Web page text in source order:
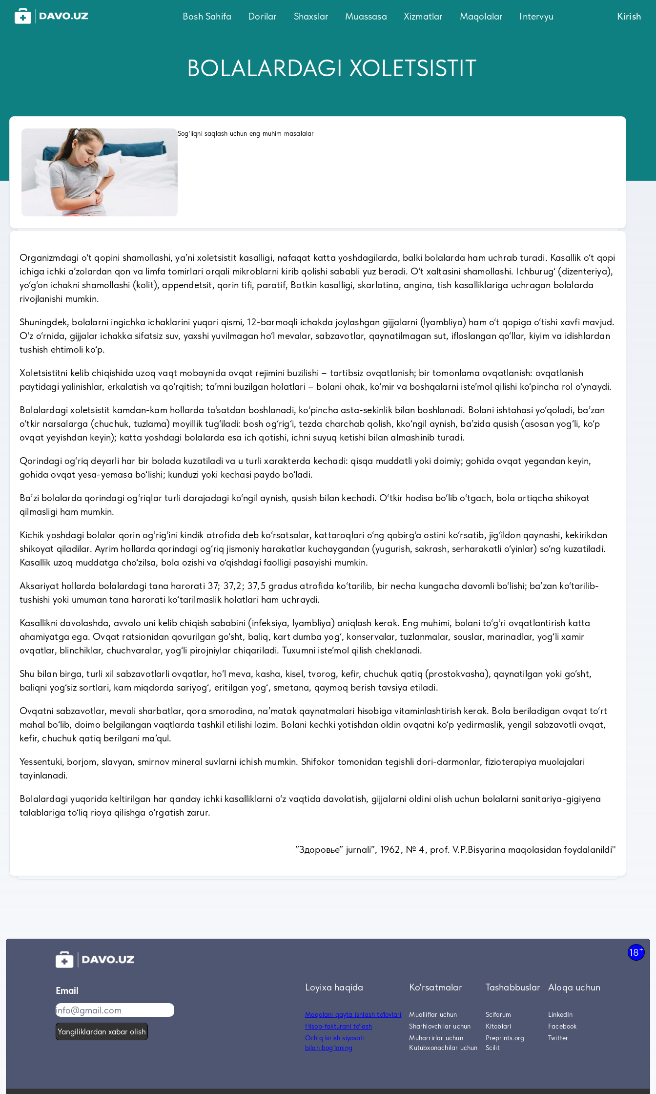
Bosh Sahifa Dorilar Shaxslar Muassasa Xizmatlar Maqolalar Intervyu Kirish
BOLALARDAGI XOLЕTSISTIT
Sog‘liqni saqlash uchun eng muhim masalalar
Organizmdagi o‘t qopini shamollashi, ya’ni xoletsistit kasalligi, nafaqat katta yoshdagilarda, balki bolalarda ham uchrab turadi. Kasallik o‘t qopi
ichiga ichki a’zolardan qon va limfa tomirlari orqali mikroblarni kirib qolishi sababli yuz beradi. O‘t xaltasini shamollashi. Ichburug‘ (dizenteriya),
yo‘g‘on ichakni shamollashi (kolit), appendetsit, qorin tifi, paratif, Botkin kasalligi, skarlatina, angina, tish kasalliklariga uchragan bolalarda
rivojlanishi mumkin.
Shuningdek, bolalarni ingichka ichaklarini yuqori qismi, 12-barmoqli ichakda joylashgan gijjalarni (lyambliya) ham o‘t qopiga o‘tishi xavfi mavjud.
O‘z o‘rnida, gijjalar ichakka sifatsiz suv, yaxshi yuvilmagan ho‘l mevalar, sabzavotlar, qaynatilmagan sut, ifloslangan qo‘llar, kiyim va idishlardan
tushish ehtimoli ko‘p.
Xoletsistitni kelib chiqishida uzoq vaqt mobaynida ovqat rejimini buzilishi – tartibsiz ovqatlanish; bir tomonlama ovqatlanish: ovqatlanish
paytidagi yalinishlar, erkalatish va qo‘rqitish; ta’mni buzilgan holatlari – bolani ohak, ko‘mir va boshqalarni iste’mol qilishi ko‘pincha rol o‘ynaydi.
Bolalardagi xoletsistit kamdan-kam hollarda to‘satdan boshlanadi, ko‘pincha asta-sekinlik bilan boshlanadi. Bolani ishtahasi yo‘qoladi, ba’zan
o‘tkir narsalarga (chuchuk, tuzlama) moyillik tug‘iladi: bosh og‘rig‘i, tezda charchab qolish, kko‘ngil aynish, ba’zida qusish (asosan yog‘li, ko‘p
ovqat yeyishdan keyin); katta yoshdagi bolalarda esa ich qotishi, ichni suyuq ketishi bilan almashinib turadi.
Qorindagi og‘riq deyarli har bir bolada kuzatiladi va u turli xarakterda kechadi: qisqa muddatli yoki doimiy; gohida ovqat yegandan keyin,
gohida ovqat yesa-yemasa bo‘lishi; kunduzi yoki kechasi paydo bo‘ladi.
Ba’zi bolalarda qorindagi og‘riqlar turli darajadagi ko‘ngil aynish, qusish bilan kechadi. O‘tkir hodisa bo‘lib o‘tgach, bola ortiqcha shikoyat
qilmasligi ham mumkin.
Kichik yoshdagi bolalar qorin og‘rig‘ini kindik atrofida deb ko‘rsatsalar, kattaroqlari o‘ng qobirg‘a ostini ko‘rsatib, jig‘ildon qaynashi, kekirikdan
shikoyat qiladilar. Ayrim hollarda qorindagi og‘riq jismoniy harakatlar kuchaygandan (yugurish, sakrash, serharakatli o‘yinlar) so‘ng kuzatiladi.
Kasallik uzoq muddatga cho‘zilsa, bola ozishi va o‘qishdagi faolligi pasayishi mumkin.
Aksariyat hollarda bolalardagi tana harorati 37; 37,2; 37,5 gradus atrofida ko‘tarilib, bir necha kungacha davomli bo‘lishi; ba’zan ko‘tarilib-
tushishi yoki umuman tana harorati ko‘tarilmaslik holatlari ham uchraydi.
Kasallikni davolashda, avvalo uni kelib chiqish sababini (infeksiya, lyambliya) aniqlash kerak. Eng muhimi, bolani to‘g‘ri ovqatlantirish katta
ahamiyatga ega. Ovqat ratsionidan qovurilgan go‘sht, baliq, kart dumba yog‘, konservalar, tuzlanmalar, souslar, marinadlar, yog‘li xamir
ovqatlar, blinchiklar, chuchvaralar, yog‘li pirojniylar chiqariladi. Tuxumni iste’mol qilish cheklanadi.
Shu bilan birga, turli xil sabzavotlarli ovqatlar, ho‘l meva, kasha, kisel, tvorog, kefir, chuchuk qatiq (prostokvasha), qaynatilgan yoki go‘sht,
baliqni yog‘siz sortlari, kam miqdorda sariyog‘, eritilgan yog‘, smetana, qaymoq berish tavsiya etiladi.
Ovqatni sabzavotlar, mevali sharbatlar, qora smorodina, na’matak qaynatmalari hisobiga vitaminlashtirish kerak. Bola beriladigan ovqat to‘rt
mahal bo‘lib, doimo belgilangan vaqtlarda tashkil etilishi lozim. Bolani kechki yotishdan oldin ovqatni ko‘p yedirmaslik, yengil sabzavotli ovqat,
kefir, chuchuk qatiq berilgani ma’qul.
Yessentuki, borjom, slavyan, smirnov mineral suvlarni ichish mumkin. Shifokor tomonidan tegishli dori-darmonlar, fizioterapiya muolajalari
tayinlanadi.
Bolalardagi yuqorida keltirilgan har qanday ichki kasalliklarni o‘z vaqtida davolatish, gijjalarni oldini olish uchun bolalarni sanitariya-gigiyena
talablariga to‘liq rioya qilishga o‘rgatish zarur.
”Здоровье” jurnali”, 1962, № 4, prof. V.P.Bisyarina maqolasidan foydalanildi"
18+
Email
Yangiliklardan xabar olish
Loyixa haqida
Maqolani qayta ishlash to'lovlari
Hisob-fakturani to'lash
Ochiq kirish siyosati
bilan bog'laning
Ko'rsatmalar
Mualliflar uchun
Sharhlovchilar uchun
Muharrirlar uchun
Kutubxonachilar uchun
Tashabbuslar
Sciforum
Kitoblari
Preprints.org
Scilit
Aloqa uchun
LinkedIn
Facebook
Twitter